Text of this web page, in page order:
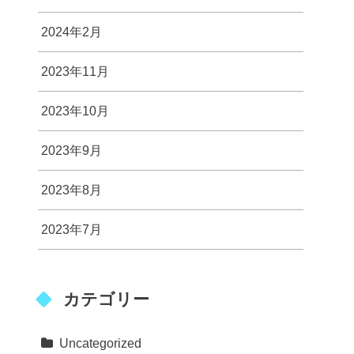
2024年2月
2023年11月
2023年10月
2023年9月
2023年8月
2023年7月
カテゴリー
Uncategorized